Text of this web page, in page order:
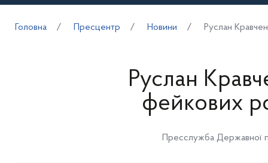
Головна Пресцентр Новини Руслан
Руслан
фейкових
Пресслужба Державної